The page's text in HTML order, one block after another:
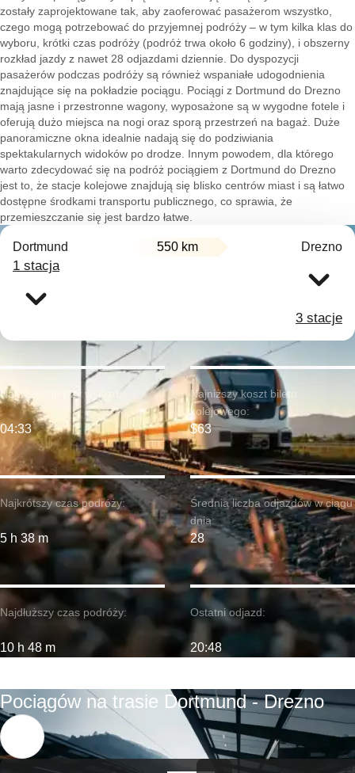
zostały zaprojektowane tak, aby zaoferować pasażerom wszystko,
czego mogą potrzebować do przyjemnej podróży – w tym kilka klas do
wyboru, krótki czas podróży (podróż trwa około 6 godziny), i obszerny
rozkład jazdy z nawet 28 odjazdami dziennie. Do dyspozycji
pasażerów podczas podróży są również wspaniałe udogodnienia
znajdujące się na pokładzie pociągu. Pociągi z Dortmund do Drezno
mają jasne i przestronne wagony, wyposażone są w wygodne fotele i
oferują dużo miejsca na nogi oraz sporą przestrzeń na bagaż. Duże
panoramiczne okna idealnie nadają się do podziwiania
spektakularnych widoków po drodze. Innym powodem, dla którego
warto zdecydować się na podróż pociągiem z Dortmund do Drezno
jest to, że stacje kolejowe znajdują się blisko centrów miast i są łatwo
dostępne środkami transportu publicznego, co sprawia, że
przemieszczanie się jest bardzo łatwe.
Dortmund 550 km Drezno
1 stacja
3 stacje
Najkrótszy czas podróży:
5 h 38 m
Najwcześniejszy wyjazd:
04:33
Najdłuższy czas podróży:
10 h 48 m
Najniższy koszt biletu
kolejowego:
$63
Średnia liczba odjazdów w ciągu
dnia:
28
Ostatni odjazd:
20:48
Pociągów na trasie Dortmund - Drezno